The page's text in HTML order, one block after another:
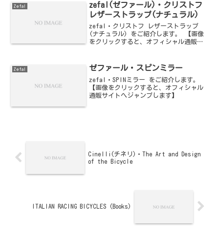
Zefal
zefal(ゼファール)・クリストフ
レザーストラップ(ナチュラル)
zefal・クリストフ レザーストラップ
(ナチュラル) をご紹介します。 【画像
をクリックすると、オフィシャル通販サ
Zefal ゼファール・スピンミラー
zefal・SPINミラー をご紹介します。
【画像をクリックすると、オフィシャル
通販サイトへジャンプします】
Cinelli(チネリ)・The Art and Design
of the Bicycle
ITALIAN RACING BICYCLES (Books)